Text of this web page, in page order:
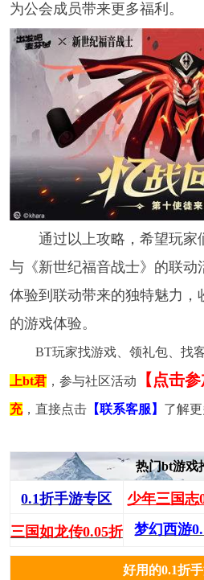
为公会成员带来更多福利。​
通过以上攻略，希望玩家
与《新世纪福音战士》的联动
体验到联动带来的独特魅力，
的游戏体验。
BT玩家找游戏、领礼包、找客
上bt君，参与社区活动 【点击参
充，直接点击【联系客服】 了解
热门bt游戏
0.1折手游专区 少年三国志
三国如龙传0.05折 梦幻西游
好用的0.1折